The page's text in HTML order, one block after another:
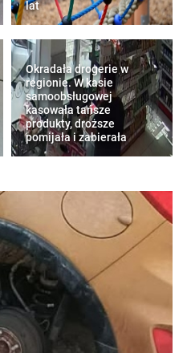
lat
Okradała drogerie w
regionie. W kasie
samoobsługowej
kasowała tańsze
produkty, droższe
pomijała i zabierała